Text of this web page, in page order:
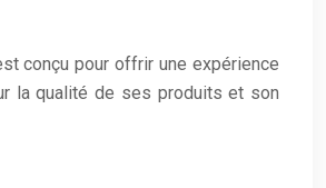
conçu pour offrir une expérience
la qualité de ses produits et son